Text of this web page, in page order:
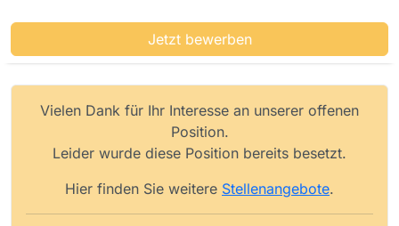
Jetzt bewerben
Vielen Dank für Ihr Interesse an unserer offenen
Position.
Leider wurde diese Position bereits besetzt.
Hier finden Sie weitere Stellenangebote.